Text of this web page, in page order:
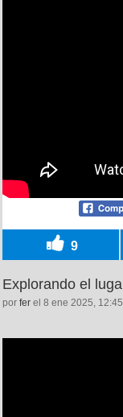
9
Explorando el
por fer el 8 ene 2025, 12:45